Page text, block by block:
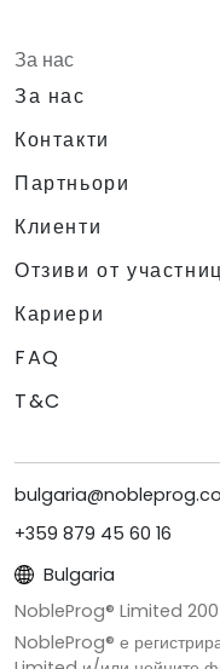
За нас
За нас
Контакти
Партньори
Клиенти
Отзиви от
Кариери
FAQ
T&C
+359 879 45 60 16
Bulgaria
NobleProg® Limited
NobleProg® е